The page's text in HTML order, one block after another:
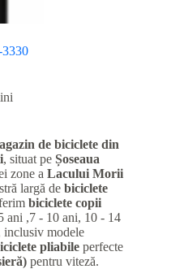
de biciclete din
, situat pe Șoseaua
zone a Lacului Morii
largă de biciclete
biciclete copii
ani ,7 - 10 ani, 10 - 14
inclusiv modele
pliabile perfecte
pentru viteză.